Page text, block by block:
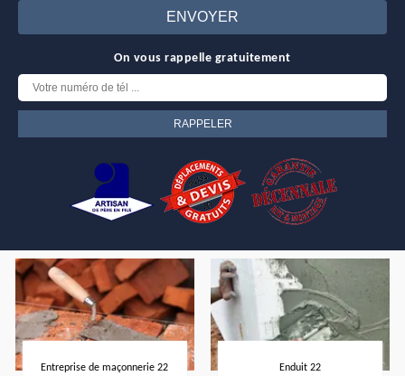
On vous rappelle gratuitement
Entreprise de maçonnerie 22 Enduit 22